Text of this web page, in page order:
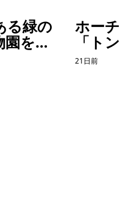
る緑の
を訪
ホー
「ト
パー
21日前